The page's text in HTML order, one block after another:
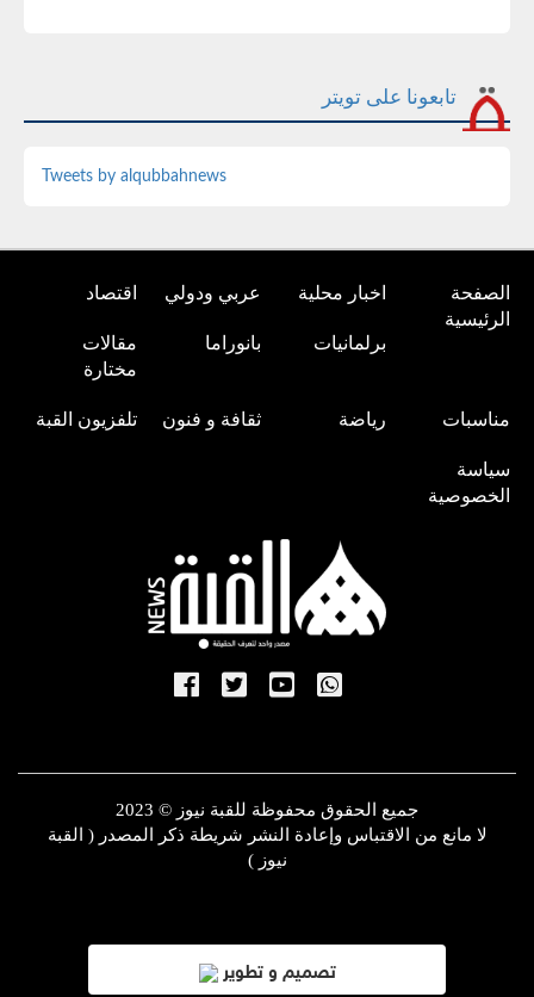
تابعونا على تويتر
Tweets by alqubbahnews
الصفحة
الرئيسية
اخبار محلية عربي ودولي اقتصاد
برلمانيات بانوراما
مقالات
مختارة
مناسبات رياضة ثقافة و فنون تلفزيون القبة
سياسة
الخصوصية
جميع الحقوق محفوظة للقبة نيوز © 2023
لا مانع من الاقتباس وإعادة النشر شريطة ذكر المصدر ( القبة
نيوز )
تصميم و تطوير